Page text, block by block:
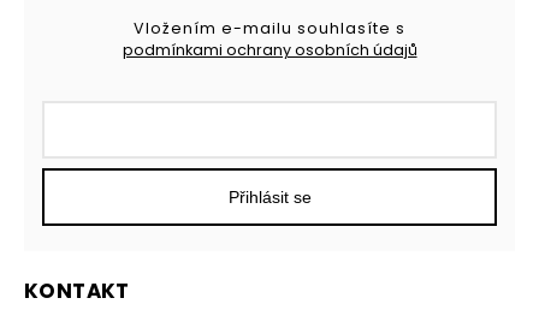
KONTAKT
Vložením e-mailu souhlasíte s
podmínkami ochrany osobních údajů
Přihlásit se